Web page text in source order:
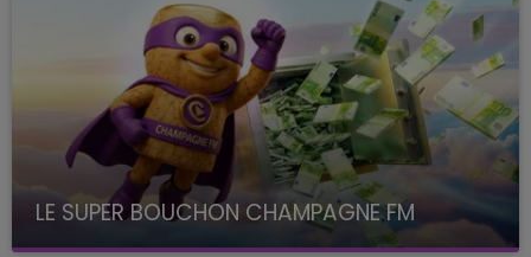
LE SUPER BOUCHON CHAMPAGNE FM
avec La Famille Champagne FM, à 8H10